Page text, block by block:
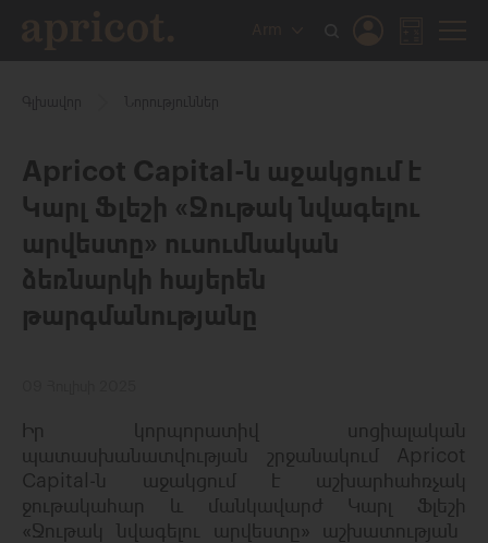
Apricot Capital-ն աջակցում է
Կարլ Ֆլեշի «Ջութակ նվագելու
արվեստը» ուսումնական
ձեռնարկի հայերեն
թարգմանությանը
Իր կորպորատիվ
սոցիալական
պատասխանատվության
շրջանակումApricot
Capital-ն աջակցում
է աշխարհահռչակ
ջութակահար
և մանկավարժ Կարլ
Ֆլեշի
« Ջութակ նվագելու արվեստը » աշխատության